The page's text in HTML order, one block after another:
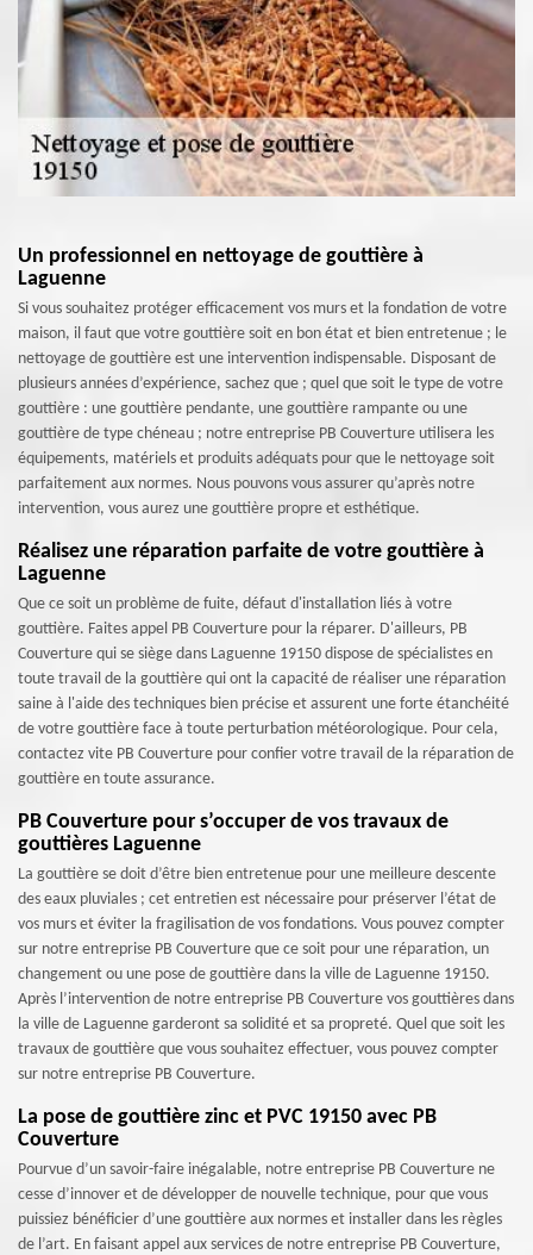
Un professionnel en nettoyage de gouttière à
Laguenne
Si vous souhaitez protéger efficacement vos murs et la fondation de votre
maison, il faut que votre gouttière soit en bon état et bien entretenue ; le
nettoyage de gouttière est une intervention indispensable. Disposant de
plusieurs années d’expérience, sachez que ; quel que soit le type de votre
gouttière : une gouttière pendante, une gouttière rampante ou une
gouttière de type chéneau ; notre entreprise PB Couverture utilisera les
équipements, matériels et produits adéquats pour que le nettoyage soit
parfaitement aux normes. Nous pouvons vous assurer qu’après notre
intervention, vous aurez une gouttière propre et esthétique.
Réalisez une réparation parfaite de votre gouttière à
Laguenne
Que ce soit un problème de fuite, défaut d'installation liés à votre
gouttière. Faites appel PB Couverture pour la réparer. D'ailleurs, PB
Couverture qui se siège dans Laguenne 19150 dispose de spécialistes en
toute travail de la gouttière qui ont la capacité de réaliser une réparation
saine à l'aide des techniques bien précise et assurent une forte étanchéité
de votre gouttière face à toute perturbation météorologique. Pour cela,
contactez vite PB Couverture pour confier votre travail de la réparation de
gouttière en toute assurance.
PB Couverture pour s’occuper de vos travaux de
gouttières Laguenne
La gouttière se doit d’être bien entretenue pour une meilleure descente
des eaux pluviales ; cet entretien est nécessaire pour préserver l’état de
vos murs et éviter la fragilisation de vos fondations. Vous pouvez compter
sur notre entreprise PB Couverture que ce soit pour une réparation, un
changement ou une pose de gouttière dans la ville de Laguenne 19150.
Après l’intervention de notre entreprise PB Couverture vos gouttières dans
la ville de Laguenne garderont sa solidité et sa propreté. Quel que soit les
travaux de gouttière que vous souhaitez effectuer, vous pouvez compter
sur notre entreprise PB Couverture.
La pose de gouttière zinc et PVC 19150 avec PB
Couverture
Pourvue d’un savoir-faire inégalable, notre entreprise PB Couverture ne
cesse d’innover et de développer de nouvelle technique, pour que vous
puissiez bénéficier d’une gouttière aux normes et installer dans les règles
de l’art. En faisant appel aux services de notre entreprise PB Couverture,